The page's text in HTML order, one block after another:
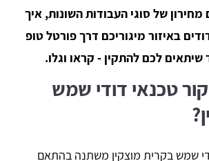
מחירון של סוגי העבודות השונות, איך
באיזור מיגוריכם דרך פורטל טופ
שיתאים לכם להתקין - קראו וגלו.
טכנאי דודי שמש
שמש בקרית מוצקין משתנה בהתאם